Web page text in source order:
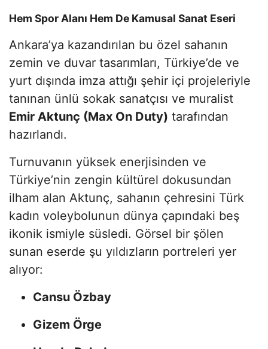
Hem Spor Alanı Hem De Kamusal Sanat Eseri
Ankara’ya kazandırılan bu özel sahanın
zemin ve duvar tasarımları, Türkiye’de ve
yurt dışında imza attığı şehir içi projeleriyle
tanınan ünlü sokak sanatçısı ve muralist
Emir Aktunç (Max On Duty) tarafından
hazırlandı.
Turnuvanın yüksek enerjisinden ve
Türkiye’nin zengin kültürel dokusundan
ilham alan Aktunç, sahanın çehresini Türk
kadın voleybolunun dünya çapındaki beş
ikonik ismiyle süsledi. Görsel bir şölen
sunan eserde şu yıldızların portreleri yer
alıyor:
Cansu Özbay
Gizem Örge